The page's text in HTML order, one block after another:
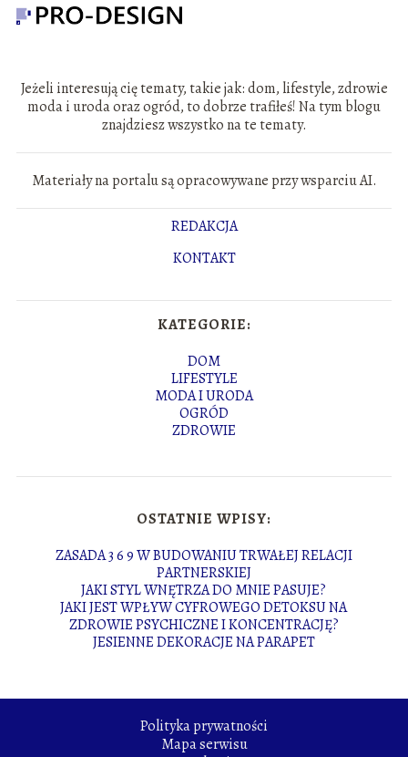
Jeżeli interesują cię tematy, takie jak: dom, lifestyle, zdrowie
moda i uroda oraz ogród, to dobrze trafiłeś! Na tym blogu
znajdziesz wszystko na te tematy.
Materiały na portalu są opracowywane przy wsparciu AI.
REDAKCJA
KONTAKT
KATEGORIE:
DOM
LIFESTYLE
MODA I URODA
OGRÓD
ZDROWIE
OSTATNIE WPISY:
ZASADA 3 6 9 W BUDOWANIU TRWAŁEJ RELACJI
PARTNERSKIEJ
JAKI STYL WNĘTRZA DO MNIE PASUJE?
JAKI JEST WPŁYW CYFROWEGO DETOKSU NA
ZDROWIE PSYCHICZNE I KONCENTRACJĘ?
JESIENNE DEKORACJE NA PARAPET
Polityka prywatności
Mapa serwisu